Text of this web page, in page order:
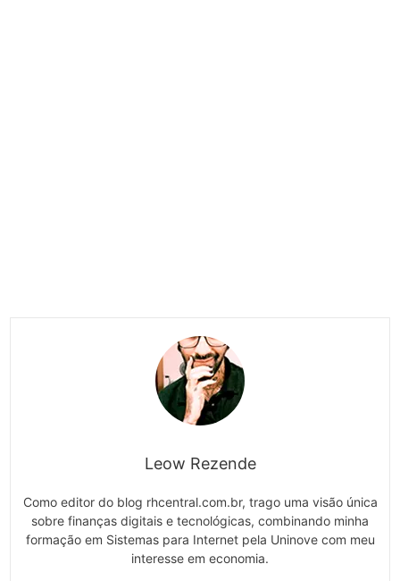
Leow Rezende
Como editor do blog rhcentral.com.br, trago uma visão única
sobre finanças digitais e tecnológicas, combinando minha
formação em Sistemas para Internet pela Uninove com meu
interesse em economia.